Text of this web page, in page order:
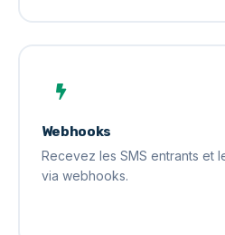
Webhooks
Recevez les SMS entrants et
via webhooks.